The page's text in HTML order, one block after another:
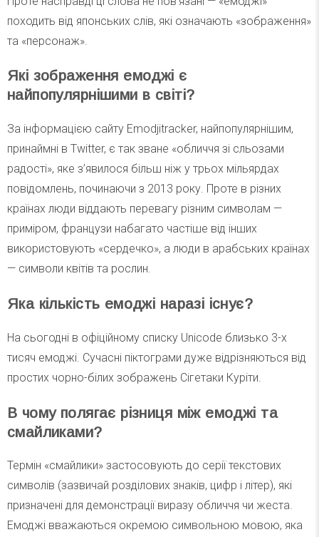
походить від японських слів, які означають «зображення»
та «персонаж».
Які зображення емоджі є
найпопулярнішими в світі?
За інформацією сайту Emodjitracker, найпопулярнішим,
принаймні в Twitter, є так зване «обличчя зі сльозами
радості», яке з’явилося більш ніж у трьох мільярдах
повідомлень, починаючи з 2013 року. Проте в різних
країнах люди віддають перевагу різним символам —
приміром, французи набагато частіше від інших
використовують «сердечко», а люди в арабських країнах
— символи квітів та рослин.
Яка кількість емоджі наразі існує?
На сьогодні в офіційному списку Unicode близько 3-х
тисяч емоджі. Сучасні піктограми дуже відрізняються від
простих чорно-білих зображень Сігетаки Куріти.
В чому полягає різниця між емоджі та
смайликами?
Термін «смайлики» застосовують до серії текстових
символів (зазвичай розділових знаків, цифр і літер), які
призначені для демонстрації виразу обличчя чи жеста.
Емоджі вважаються окремою символьною мовою, яка